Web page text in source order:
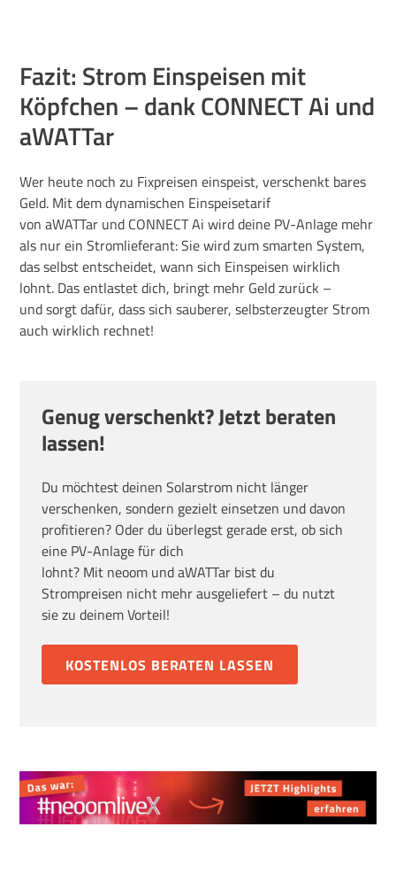
Fazit: Strom Einspeisen mit
Köpfchen – dank CONNECT Ai und
aWATTar
Wer heute noch zu Fixpreisen einspeist, verschenkt bares
Geld. Mit dem dynamischen Einspeisetarif
vonaWATTar und CONNECT Ai wird deine PV-Anlage mehr
als nur ein Stromlieferant: Sie wird zum smarten System,
das selbst entscheidet, wann sich Einspeisen wirklich
lohnt. Das entlastet dich, bringt mehr Geld zurück –
undsorgt dafür, dass sich sauberer, selbsterzeugter Strom
auch wirklich rechnet!
Genug verschenkt? Jetzt beraten
lassen!
Du möchtest deinen Solarstrom nicht länger
verschenken, sondern gezielt einsetzen und davon
profitieren? Oder du überlegst gerade erst, ob sich
eine PV-Anlage für dich
lohnt? Mit neoom und aWATTar bist du
Strompreisen nicht mehr ausgeliefert – du nutzt
sie zu deinem Vorteil!
KOSTENLOS BERATEN LASSEN